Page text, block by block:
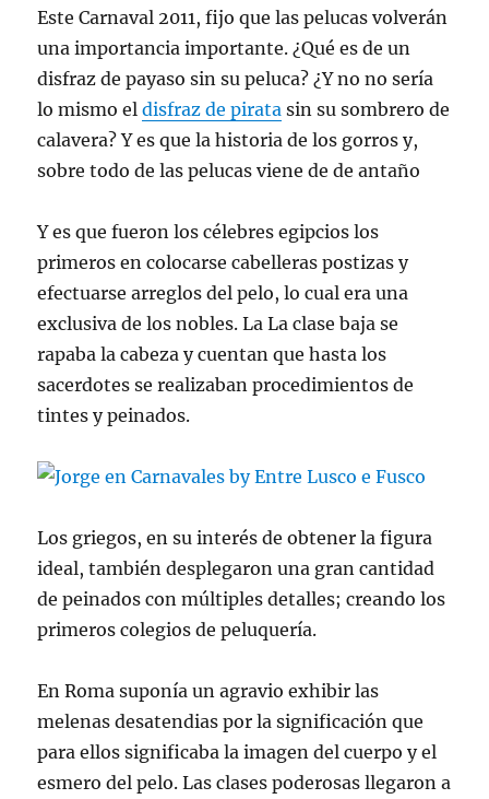
Este Carnaval 2011, fijo que las pelucas volverán
una importancia importante. ¿Qué es de un
disfraz de payaso sin su peluca? ¿Y no no sería
lo mismo eldisfraz de pirata sin su sombrero de
calavera? Y es que la historia de los gorros y,
sobre todo de las pelucas viene de de antaño
Y es que fueron los célebres egipcios los
primeros en colocarse cabelleras postizas y
efectuarse arreglos del pelo, lo cual era una
exclusiva de los nobles. La La clase baja se
rapaba la cabeza y cuentan que hasta los
sacerdotes se realizaban procedimientos de
tintes y peinados.
Los griegos, en su interés de obtener la figura
ideal, también desplegaron una gran cantidad
de peinados con múltiples detalles; creando los
primeros colegios de peluquería.
En Roma suponía un agravio exhibir las
melenas desatendias por la significación que
para ellos significaba la imagen del cuerpo y el
esmero del pelo. Las clases poderosas llegaron a